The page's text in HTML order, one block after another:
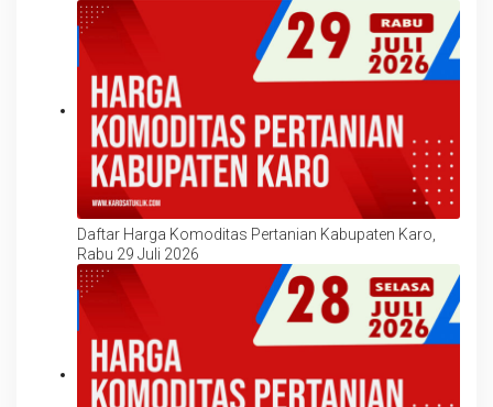
Daftar Harga Komoditas Pertanian Kabupaten Karo,
Rabu 29 Juli 2026